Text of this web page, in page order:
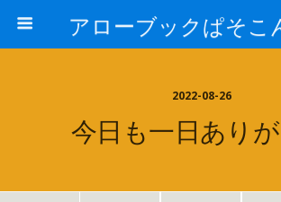
アローブックぱそこ
2022-08-26
今日も一日あり